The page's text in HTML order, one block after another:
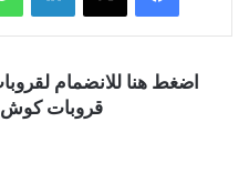
اضغط هنا للانضمام
قروبات كوش